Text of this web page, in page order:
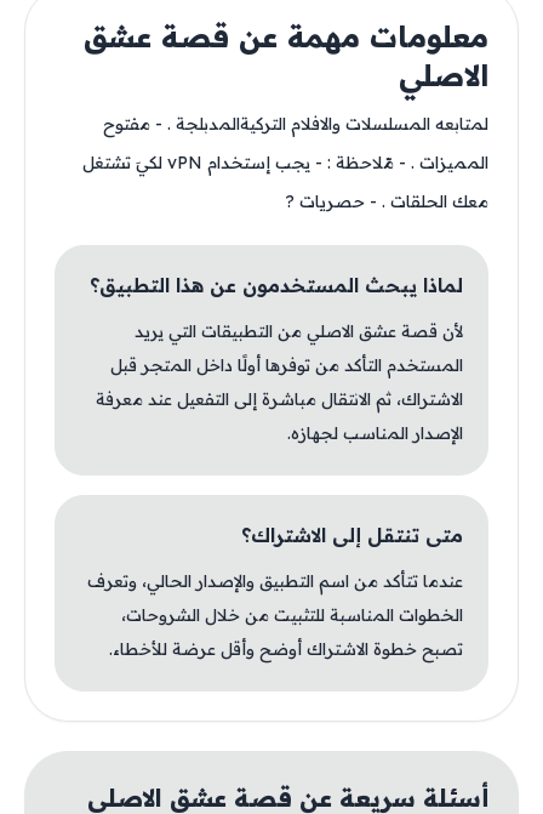
معلومات مهمة عن قصة عشق
الاصلي
لمتابعه المسلسلات والافلام التركيةالمدبلجة . - مفتوح
المميزات . - مّلاحظة : - يجب إستخدام vPN لكيَ تشتغل
معك الحلقات . - حصريات ?
لماذا يبحث المستخدمون عن هذا التطبيق؟
لأن قصة عشق الاصلي من التطبيقات التي يريد
المستخدم التأكد من توفرها أولًا داخل المتجر قبل
الاشتراك، ثم الانتقال مباشرة إلى التفعيل عند معرفة
الإصدار المناسب لجهازه.
متى تنتقل إلى الاشتراك؟
عندما تتأكد من اسم التطبيق والإصدار الحالي، وتعرف
الخطوات المناسبة للتثبيت من خلال الشروحات،
تصبح خطوة الاشتراك أوضح وأقل عرضة للأخطاء.
أسئلة سريعة عن قصة عشق الاصلي